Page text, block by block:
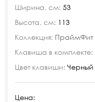
Ширина, см: 53
Высота, см: 113
Коллекция: ПраймФит
Клавиша в комплекте:
Цвет клавиши: Черный
Цена: